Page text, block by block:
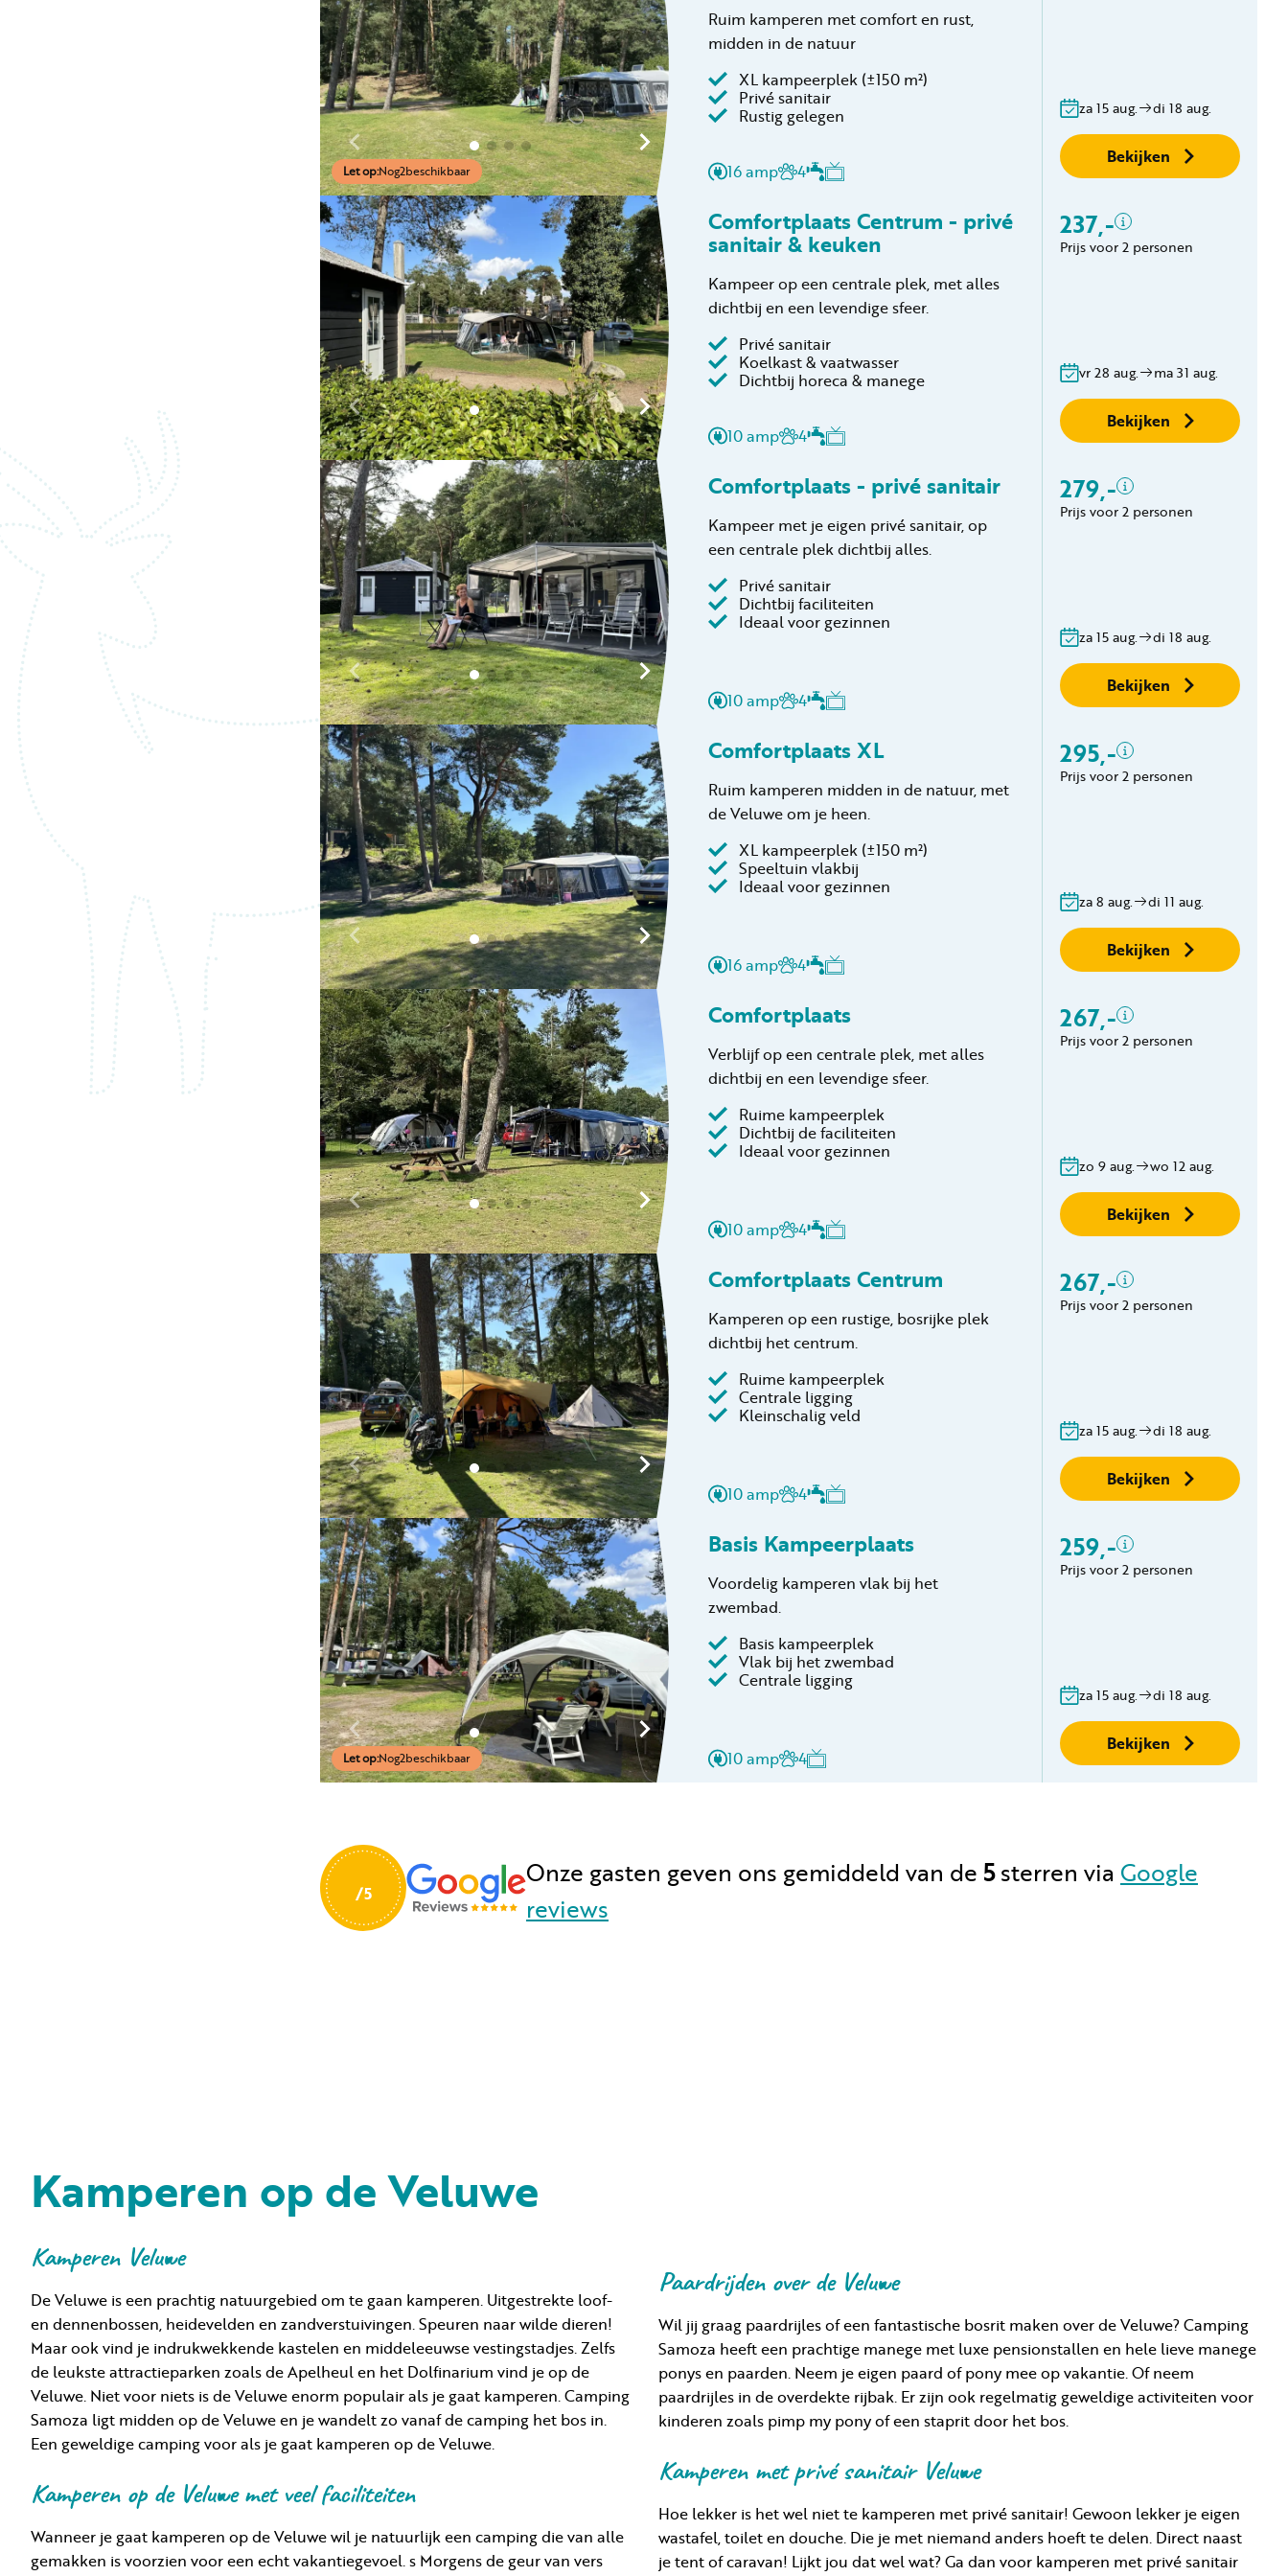
Let op:Nog2beschikbaar
Ruim kamperen met comfort en rust,
midden in de natuur
XL kampeerplek (±150 m²)
Privé sanitair
Rustig gelegen
16 amp 4
Verblijfskosten
binnen 24 uur
Geen boekingskosten za 15 aug. di 18 aug.
Bekijken
Comfortplaats Centrum - privé
sanitair & keuken
Kampeer op een centrale plek, met alles
dichtbij en een levendige sfeer.
Privé sanitair
Koelkast & vaatwasser
Dichtbij horeca & manege
10 amp 4
237,-
Inclusief
Privé sanitair
Verblijfskosten
binnen 24 uur
Geen boekingskosten
Prijs voor 2 personen
vr 28 aug. ma 31 aug.
Bekijken
Comfortplaats - privé sanitair
Kampeer met je eigen privé sanitair, op
een centrale plek dichtbij alles.
Privé sanitair
Dichtbij faciliteiten
Ideaal voor gezinnen
10 amp 4
279,-
Inclusief
2 personen
Privé sanitair
Geen boekingskosten
Prijs voor 2 personen
za 15 aug. di 18 aug.
Bekijken
Comfortplaats XL
Ruim kamperen midden in de natuur, met
de Veluwe om je heen.
XL kampeerplek (±150 m²)
Speeltuin vlakbij
Ideaal voor gezinnen
16 amp 4
295,-
2 personen
Geen boekingskosten
Prijs voor 2 personen
za 8 aug. di 11 aug.
Bekijken
Comfortplaats
Verblijf op een centrale plek, met alles
dichtbij en een levendige sfeer.
Ruime kampeerplek
Dichtbij de faciliteiten
Ideaal voor gezinnen
10 amp 4
267,-
2 personen
Geen boekingskosten
Prijs voor 2 personen
zo 9 aug. wo 12 aug.
Bekijken
Comfortplaats Centrum
Kamperen op een rustige, bosrijke plek
dichtbij het centrum.
Ruime kampeerplek
Centrale ligging
Kleinschalig veld
10 amp 4
267,-
Inclusief
2 personen
Geen boekingskosten
Prijs voor 2 personen
za 15 aug. di 18 aug.
Bekijken
Let op:Nog2beschikbaar
Basis Kampeerplaats
Voordelig kamperen vlak bij het
zwembad.
Basis kampeerplek
Vlak bij het zwembad
Centrale ligging
10 amp 4
259,-
Inclusief
2 personen
Geen boekingskosten
Prijs voor 2 personen
za 15 aug. di 18 aug.
Bekijken
Onze gasten geven ons gemiddeld van de 5sterren via Google
reviews
Kamperen op de Veluwe
Kamperen Veluwe
De Veluwe is een prachtig natuurgebied om te gaan kamperen. Uitgestrekte loof-
en dennenbossen, heidevelden en zandverstuivingen. Speuren naar wilde dieren!
Maar ook vind je indrukwekkende kastelen en middeleeuwse vestingstadjes. Zelfs
de leukste attractieparken zoals de Apelheul en het Dolfinarium vind je op de
Veluwe. Niet voor niets is de Veluwe enorm populair als je gaat kamperen. Camping
Samoza ligt midden op de Veluwe en je wandelt zo vanaf de camping het bos in.
Een geweldige camping voor als je gaat kamperen op de Veluwe.
Kamperen op de Veluwe met veel faciliteiten
Wanneer je gaat kamperen op de Veluwe wil je natuurlijk een camping die van alle
gemakken is voorzien voor een echt vakantiegevoel. s Morgens de geur van vers
Paardrijden over de Veluwe
Wil jij graag paardrijles of een fantastische bosrit maken over de Veluwe? Camping
Samoza heeft een prachtige manege met luxe pensionstallen en hele lieve manege
ponys en paarden. Neem je eigen paard of pony mee op vakantie. Of neem
paardrijles in de overdekte rijbak. Er zijn ook regelmatig geweldige activiteiten voor
kinderen zoals pimp my pony of een staprit door het bos.
Kamperen met privé sanitair Veluwe
Hoe lekker is het wel niet te kamperen met privé sanitair! Gewoon lekker je eigen
wastafel, toilet en douche. Die je met niemand anders hoeft te delen. Direct naast
je tent of caravan! Lijkt jou dat wel wat? Ga dan voor kamperen met privé sanitair